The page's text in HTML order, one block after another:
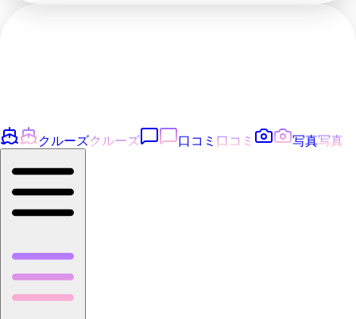
クルーズクルーズ 口コミ 口コミ 写真写真